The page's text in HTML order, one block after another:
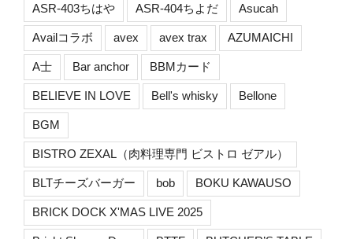
ASR-403ちはや ASR-404ちよだ Asucah
Availコラボ avex avex trax AZUMAICHI
A士 Bar anchor BBMカード
BELIEVE IN LOVE Bell's whisky Bellone
BGM
BISTRO ZEXAL（肉料理専門 ビストロ ゼアル）
BLTチーズバーガー bob BOKU KAWAUSO
BRICK DOCK X'MAS LIVE 2025